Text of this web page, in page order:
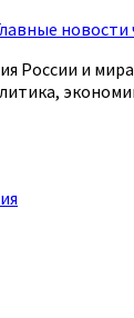
новости
России и